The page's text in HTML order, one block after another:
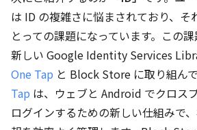
は ID の複雑さに悩まされており、そ
とっての課題になっています。この課
新しい Google Identity Services
One Tap と Block Store に取り組んで
Tap は、ウェブと Android でクロス
ログインするための新しい仕組みで